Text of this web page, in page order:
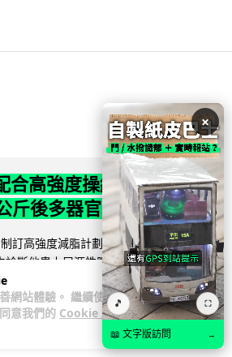
網站體驗。 繼續使用
意我們的 Cookie 政
合高強度操練 成都男
斤後多器官衰竭
訂高強度減脂計劃，45 日內減去約 20
診斷他患上尿源性膿毒症、膿毒性休克
×
🎵 ⛶
📖 文字版訪問 →